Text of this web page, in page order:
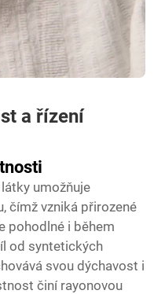
a řízení
umožňuje
čímž vzniká přirozené
pohodlné i během
od syntetických
svou dýchavost i
činí rayonovou